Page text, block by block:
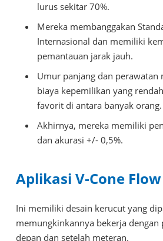
lurus sekitar 70%.
Mereka membanggakan
Internasional dan memiliki
pemantauan jarak jauh.
Umur panjang dan perawatan
biaya kepemilikan yang
favorit di antara banyak orang.
Akhirnya, mereka memiliki
dan akurasi +/- 0,5%.
Aplikasi V-Cone
Ini memiliki desain kerucut yang
memungkinkannya bekerja dengan
depan dan setelah meteran.